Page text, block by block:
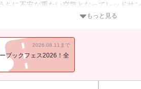
ちに不安な重たい空気となってレッド
ア“最後の砦”高橋涼介ｖｓ．須藤京一の
もっと見る
2026.08.11まで
ブックフェス2026！全